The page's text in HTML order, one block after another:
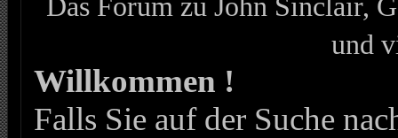
und
Willkommen !
Falls Sie auf der Suche